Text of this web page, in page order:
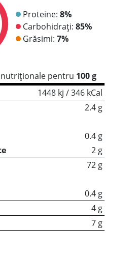
Proteine: 8%
Carbohidrați: 85%
Grăsimi: 7%
pentru 100 g
1448 kj / 346 kCal
2.4 g
0.4 g
2 g
72 g
0.4 g
4 g
7 g